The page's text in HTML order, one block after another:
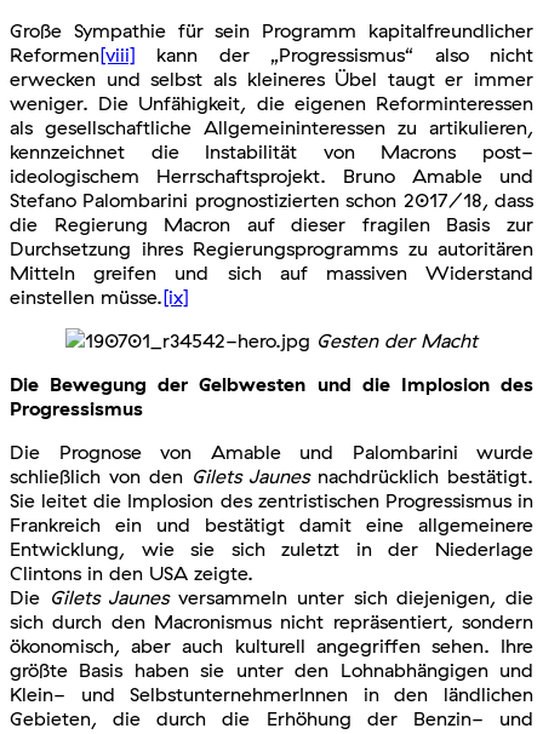
Große Sympathie für sein Programm kapitalfreundlicher
Reformen[viii] kann der „Progressismus“ also nicht
erwecken und selbst als kleineres Übel taugt er immer
weniger. Die Unfähigkeit, die eigenen Reforminteressen
als gesellschaftliche Allgemeininteressen zu artikulieren,
kennzeichnet die Instabilität von Macrons post-
ideologischem Herrschaftsprojekt. Bruno Amable und
Stefano Palombarini prognostizierten schon 2017/18, dass
die Regierung Macron auf dieser fragilen Basis zur
Durchsetzung ihres Regierungsprogramms zu autoritären
Mitteln greifen und sich auf massiven Widerstand
einstellen müsse.[ix]
Gesten der Macht
Die Bewegung der Gelbwesten und die Implosion des
Progressismus
Die Prognose von Amable und Palombarini wurde
schließlich von den Gilets Jaunesnachdrücklich bestätigt.
Sie leitet die Implosion des zentristischen Progressismus in
Frankreich ein und bestätigt damit eine allgemeinere
Entwicklung, wie sie sich zuletzt in der Niederlage
Clintons in den USA zeigte.
Die Gilets Jaunesversammeln unter sich diejenigen, die
sich durch den Macronismus nicht repräsentiert, sondern
ökonomisch, aber auch kulturell angegriffen sehen. Ihre
größte Basis haben sie unter den Lohnabhängigen und
Klein- und SelbstunternehmerInnen in den ländlichen
Gebieten, die durch die Erhöhung der Benzin- und